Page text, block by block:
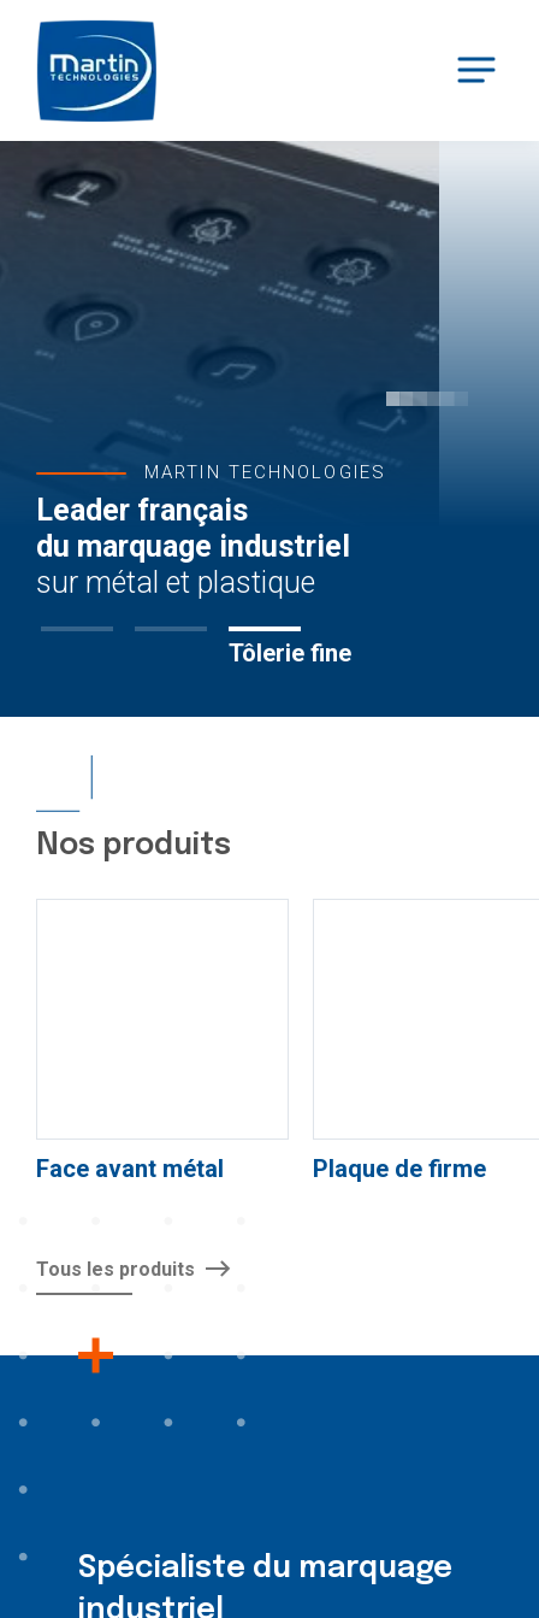
MARTIN TECHNOLOGIES
Leader français
du marquage industriel
sur métal et plastique
Tôlerie fine
Nos produits
Tous les produits
Face avant métal Plaque de firme
Spécialiste du marquage
industriel